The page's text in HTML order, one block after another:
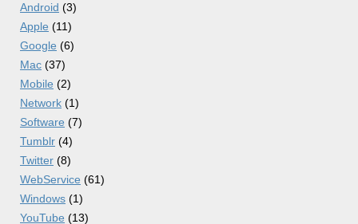
Android (3)
Apple (11)
Google (6)
Mac (37)
Mobile (2)
Network (1)
Software (7)
Tumblr (4)
Twitter (8)
WebService (61)
Windows (1)
YouTube (13)